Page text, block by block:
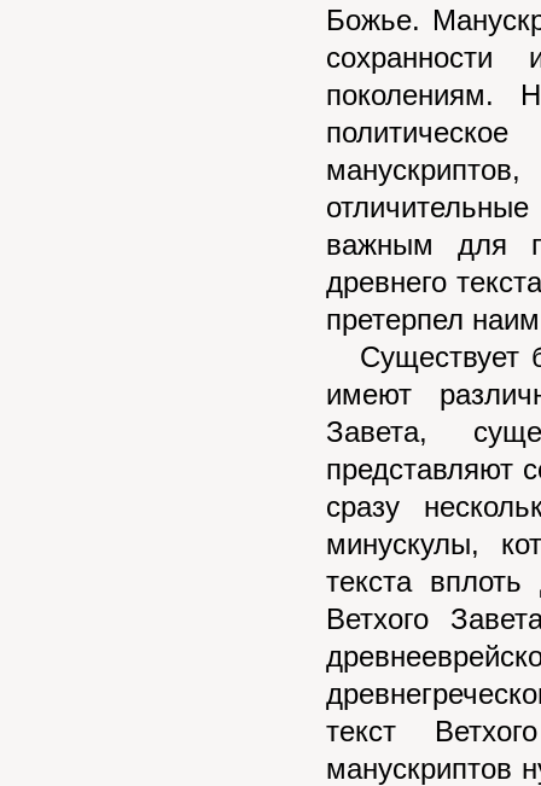
Божье.
поколениям.
важным для
древнего
претерпел
Существует
имеют
Завета,
представляют
сразу
минускулы,
текста
Ветхого
текст
манускриптов